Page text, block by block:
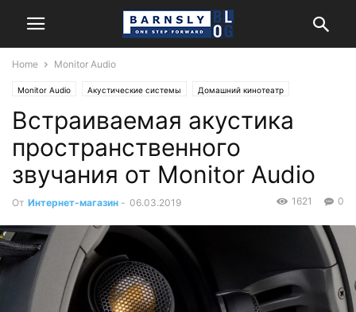
Home Monitor Audio
Monitor Audio Акустические системы Домашний кинотеатр
Инсталляция
Встраиваемая акустика
пространственного
звучания от Monitor Audio
От Интернет-магазин - 06.03.2019 0
1621